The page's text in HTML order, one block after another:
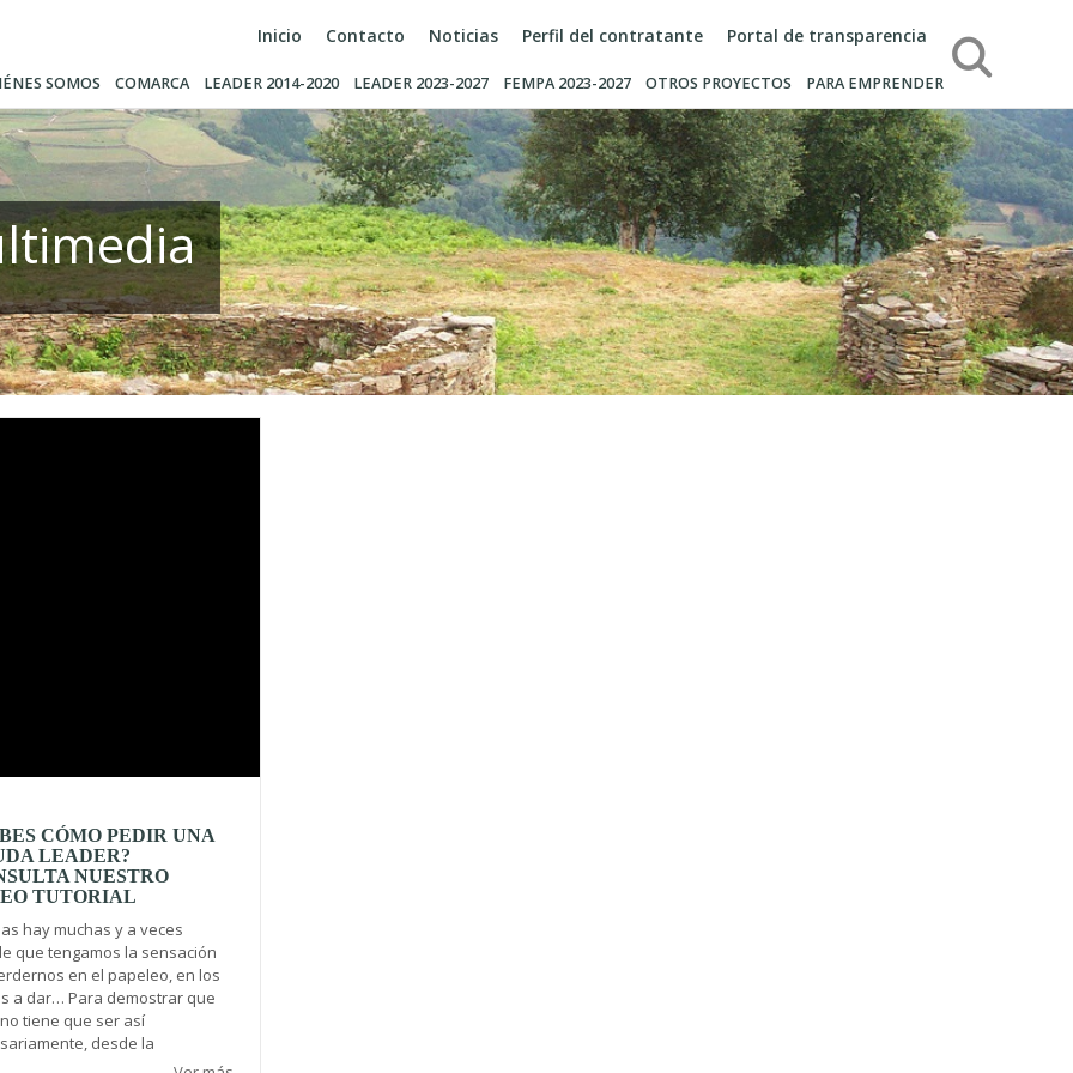
Inicio Contacto Noticias Perfil del contratante Portal de transparencia
SOMOS COMARCA LEADER 2014-2020 LEADER 2023-2027 FEMPA 2023-2027 OTROS PROYECTOS PARA EMPRENDER
Búsqueda
CÓMO PEDIR UNA
LEADER?
NUESTRO
TUTORIAL
hay muchas y a veces
que tengamos la sensación
en el papeleo, en los
a dar… Para demostrar que
tiene que ser así
desde la